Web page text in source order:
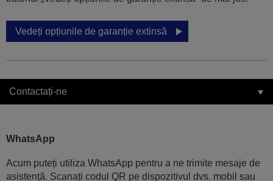
Vedeți opțiunile de garanție extinsă
Contactați-ne
WhatsApp
Acum puteți utiliza WhatsApp pentru a ne trimite mesaje de
asistență. Scanați codul QR pe dispozitivul dvs. mobil sau